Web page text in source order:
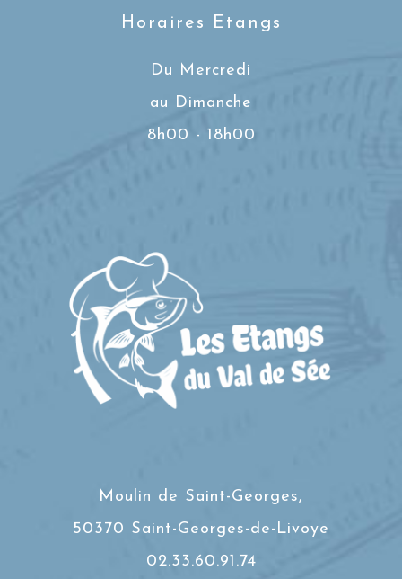
Horaires Etangs
Du Mercredi
au Dimanche
8h00 - 18h00
Moulin de Saint-Georges,
50370 Saint-Georges-de-Livoye
02.33.60.91.74